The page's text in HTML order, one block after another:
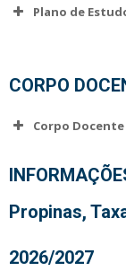
Plano de
CORPO
Corpo Docente
(Licenciatura)
Alexandre
Propinas,
2026/2027